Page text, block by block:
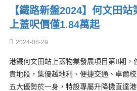
【鐵路新盤2024】何文田
上蓋呎價僅1.84萬起
2024-08-29
港鐵何文田站上蓋物業發展項目第II期，
貴地段，集優越地利、便捷交通、卓爾
五大優勢於一身，特設專屬升降機直達